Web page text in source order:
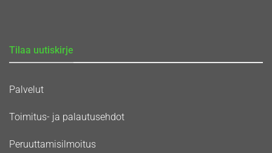
Tilaa uutiskirje
Palvelut
Toimitus- ja palautusehdot
Peruuttamisilmoitus